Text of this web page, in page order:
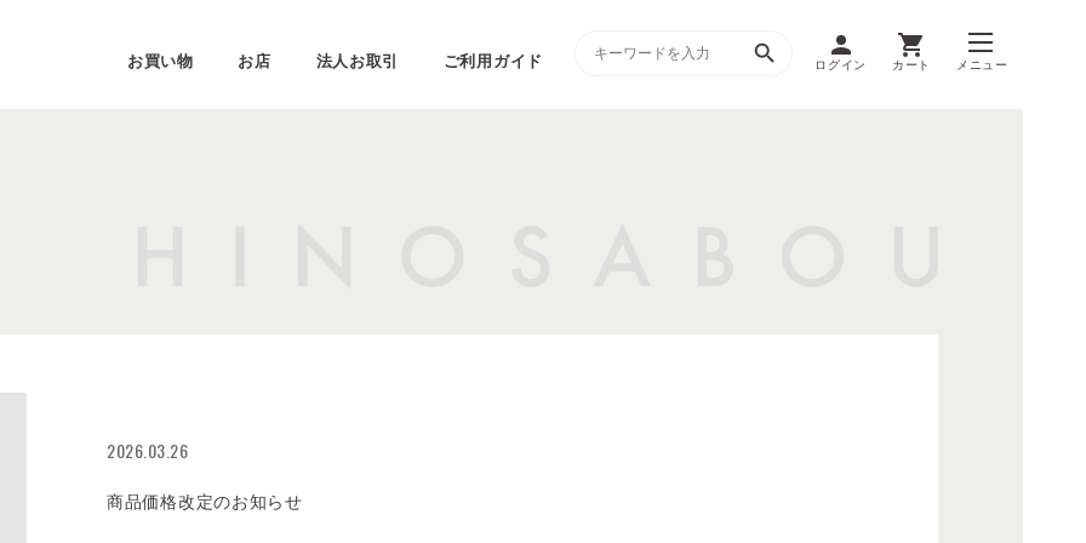
お買い物 お店 法人お取引 ご利用ガイド ログイン カート メニュー
2026.03.26
商品価格改定のお知らせ